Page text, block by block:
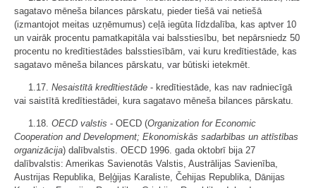
sagatavo mēneša bilances pārskatu, pieder tiešā vai netiešā
(izmantojot meitas uzņēmumus) ceļā iegūta līdzdalība, kas aptver 10
un vairāk procentu pamatkapitāla vai balsstiesību, bet nepārsniedz 50
procentu no kredītiestādes balsstiesībām, vai kuru kredītiestāde, kas
sagatavo mēneša bilances pārskatu, var būtiski ietekmēt.
1.17. Nesaistītā kredītiestāde - kredītiestāde, kas nav radniecīgā
vai saistītā kredītiestādei, kura sagatavo mēneša bilances pārskatu.
1.18. OECD valstis - OECD (Organization for Economic
Cooperation and Development; Ekonomiskās sadarbības un attīstības
organizācija) dalībvalstis. OECD 1996. gada oktobrī bija 27
dalībvalstis: Amerikas Savienotās Valstis, Austrālijas Savienība,
Austrijas Republika, Beļģijas Karaliste, Čehijas Republika, Dānijas